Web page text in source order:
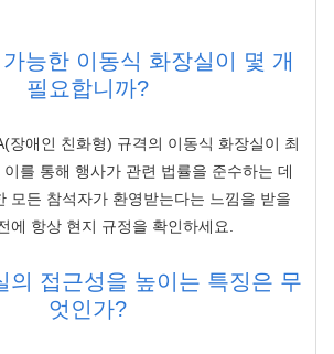
능한 이동식 화장실이 몇 개
필요합니까?
장애인 친화형) 규격의 이동식 화장실이 최
를 통해 행사가 관련 법률을 준수하는 데
모든 참석자가 환영받는다는 느낌을 받을
에 항상 현지 규정을 확인하세요.
의 접근성을 높이는 특징은 무
엇인가?